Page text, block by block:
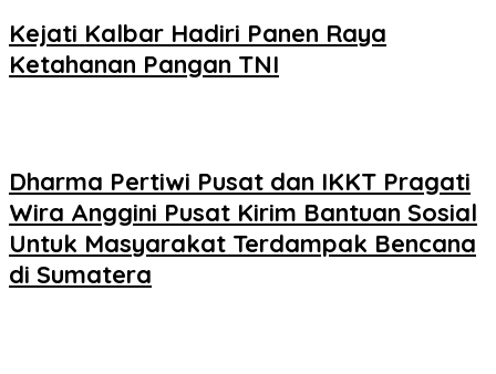
Kejati Kalbar Hadiri Panen Raya
Ketahanan Pangan TNI
Dharma Pertiwi Pusat dan IKKT Pragati
Wira Anggini Pusat Kirim Bantuan Sosial
Untuk Masyarakat Terdampak Bencana
di Sumatera